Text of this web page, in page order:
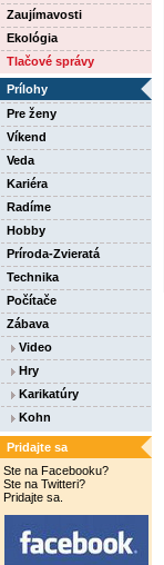
Zaujímavosti
Ekológia
Tlačové správy
Prílohy
Pre ženy
Víkend
Veda
Kariéra
Radíme
Hobby
Príroda-Zvieratá
Technika
Počítače
Zábava
Video
Hry
Karikatúry
Kohn
Pridajte sa
Ste na Facebooku?
Ste na Twitteri?
Pridajte sa.